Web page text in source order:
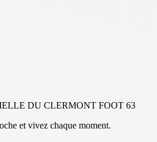
DU CLERMONT FOOT 63
et vivez chaque moment.